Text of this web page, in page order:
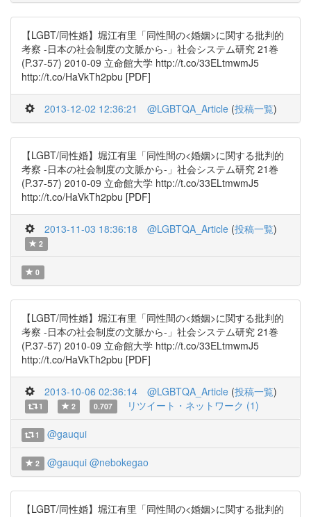
【LGBT/同性婚】堀江有里「同性間の<婚姻>に関する批判的
考察 -日本の社会制度の文脈から-」社会システム研究 21巻
(P.37-57) 2010-09 立命館大学 http://t.co/33ELtmwmJ5
http://t.co/HaVkTh2pbu [PDF]
2013-12-02 12:36:21 @LGBTQA_Article (投稿一覧)
【LGBT/同性婚】堀江有里「同性間の<婚姻>に関する批判的
考察 -日本の社会制度の文脈から-」社会システム研究 21巻
(P.37-57) 2010-09 立命館大学 http://t.co/33ELtmwmJ5
http://t.co/HaVkTh2pbu [PDF]
2013-11-03 18:36:18 @LGBTQA_Article (投稿一覧)
2
0
【LGBT/同性婚】堀江有里「同性間の<婚姻>に関する批判的
考察 -日本の社会制度の文脈から-」社会システム研究 21巻
(P.37-57) 2010-09 立命館大学 http://t.co/33ELtmwmJ5
http://t.co/HaVkTh2pbu [PDF]
2013-10-06 02:36:14 @LGBTQA_Article (投稿一覧)
1 2 0.707 リツイート・ネットワーク (1)
1 @gauqui
2 @gauqui @nebokegao
【LGBT/同性婚】堀江有里「同性間の<婚姻>に関する批判的